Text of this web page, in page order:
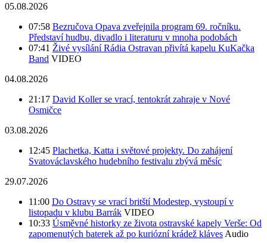
05.08.2026
07:58 Bezručova Opava zveřejnila program 69. ročníku.
Představí hudbu, divadlo i literaturu v mnoha podobách
07:41 Živé vysílání Rádia Ostravan přivítá kapelu KuKačka
Band VIDEO
04.08.2026
21:17 David Koller se vrací, tentokrát zahraje v Nové
Osmičce
03.08.2026
12:45 Plachetka, Katta i světové projekty. Do zahájení
Svatováclavského hudebního festivalu zbývá měsíc
29.07.2026
11:00 Do Ostravy se vrací britští Modestep, vystoupí v
listopadu v klubu Barrák VIDEO
10:33 Úsměvné historky ze života ostravské kapely Verše: Od
zapomenutých baterek až po kuriózní krádež kláves Audio